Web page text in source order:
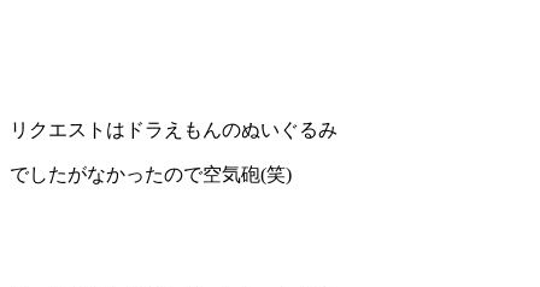
リクエストはドラえもんのぬいぐるみ
でしたがなかったので空気砲(笑)